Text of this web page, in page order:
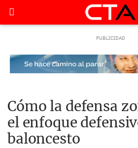
Cómo la defensa
el enfoque
baloncesto